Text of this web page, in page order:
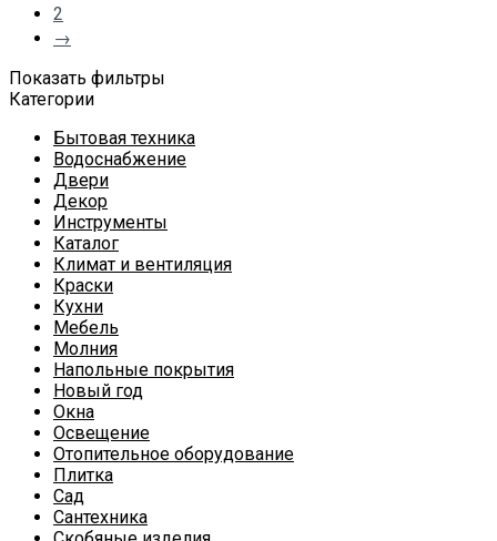
2
→
Показать фильтры
Категории
Бытовая техника
Водоснабжение
Двери
Декор
Инструменты
Каталог
Климат и вентиляция
Краски
Кухни
Мебель
Молния
Напольные покрытия
Новый год
Окна
Освещение
Отопительное оборудование
Плитка
Сад
Сантехника